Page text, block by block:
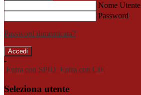
Nome Utente
Password
Password dimenticata?
-
Entra con SPID Entra con CIE
Seleziona utente